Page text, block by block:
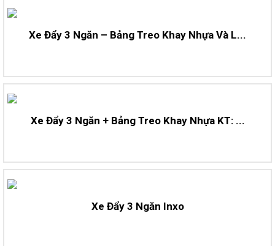
Xe Đẩy 3 Ngăn – Bảng Treo Khay Nhựa Và L...
Xe Đẩy 3 Ngăn + Bảng Treo Khay Nhựa KT: ...
Xe Đẩy 3 Ngăn Inxo